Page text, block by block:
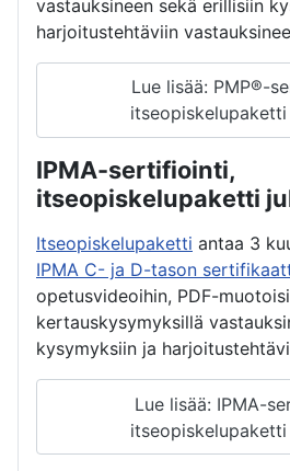
vastauksineen sekä erillisiin
harjoitustehtäviin
Lue lisää: PMP®-
IPMA-sertifiointi,
itseopiskelupaketti
Itseopiskelupaketti antaa 3
IPMA C- ja D-tason
opetusvideoihin, PDF-
kertauskysymyksillä
kysymyksiin ja
Lue lisää: IPMA-